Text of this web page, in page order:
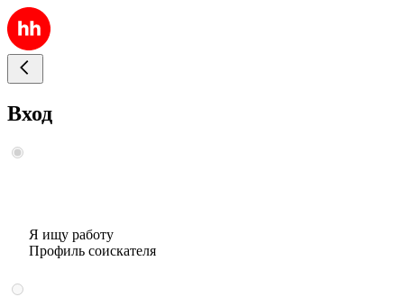
Вход
Я ищу работу
Профиль соискателя